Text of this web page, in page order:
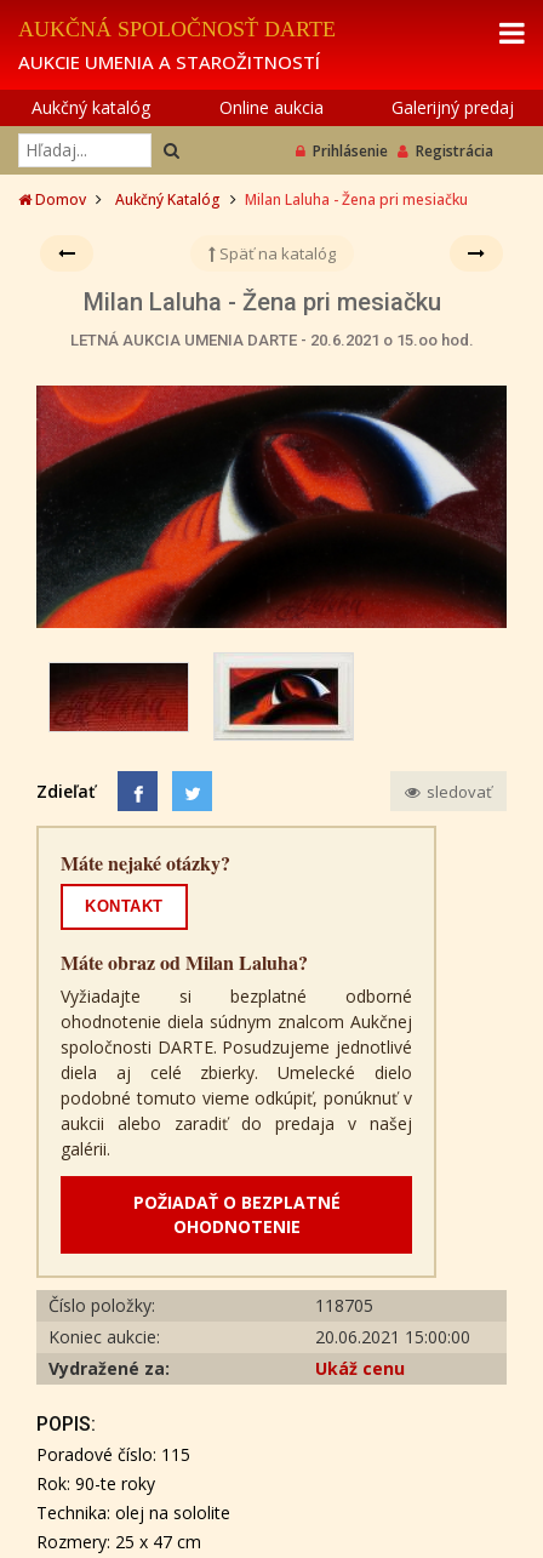
AUKČNÁ SPOLOČNOSŤ DARTE
AUKCIE UMENIA A STAROŽITNOSTÍ
Aukčný katalóg Online aukcia Galerijný predaj
Prihlásenie Registrácia
Domov Aukčný Katalóg Milan Laluha - Žena pri mesiačku
Späť na katalóg
Milan Laluha - Žena pri mesiačku
LETNÁ AUKCIA UMENIA DARTE - 20.6.2021 o 15.oo hod.
Zdieľať sledovať
Máte nejaké otázky?
KONTAKT
Máte obraz od Milan Laluha?
Vyžiadajte si bezplatné odborné
ohodnotenie diela súdnym znalcom Aukčnej
spoločnosti DARTE. Posudzujeme jednotlivé
diela aj celé zbierky. Umelecké dielo
podobné tomuto vieme odkúpiť, ponúknuť v
aukcii alebo zaradiť do predaja v našej
galérii.
POŽIADAŤ O BEZPLATNÉ
OHODNOTENIE
Číslo položky:
118705
Koniec aukcie:
20.06.2021 15:00:00
Vydražené za:
Ukáž cenu
POPIS:
Poradové číslo: 115
Rok: 90-te roky
Technika: olej na sololite
Rozmery: 25 x 47 cm